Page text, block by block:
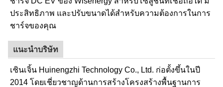
ประสิทธิภาพ และปรับขนาดได้สำหรับความต้องการในการ
ชาร์จของคุณ
แนะนำบริษัท
เซินเจิ้น Huinengzhi Technology Co., Ltd. ก่อตั้งขึ้นในปี
2014 โดยเชี่ยวชาญด้านการสร้างโครงสร้างพื้นฐานการ